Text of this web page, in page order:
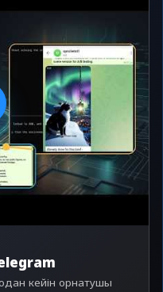
кейін орнатушы